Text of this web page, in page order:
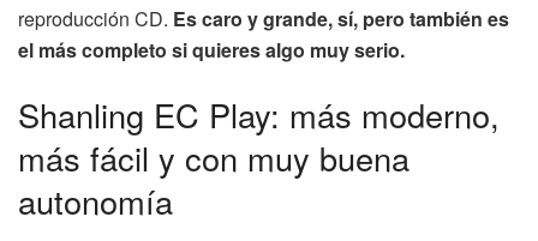
reproducción CD. Es caro y grande, sí, pero también es
el más completo si quieres algo muy serio.
Shanling EC Play: más moderno,
más fácil y con muy buena
autonomía